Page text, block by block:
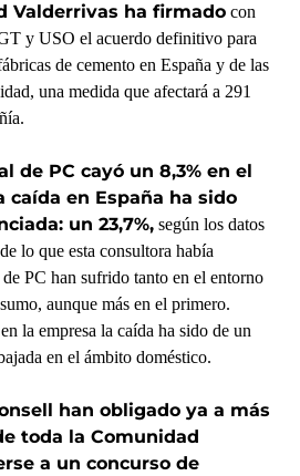
Valderrivas ha firmado con
y USO el acuerdo definitivo para
de cemento en España y de las
una medida que afectará a 291
de PC cayó un 8,3% en el
caída en España ha sido
un 23,7%, según los datos
lo que esta consultora había
PC han sufrido tanto en el entorno
aunque más en el primero.
la empresa la caída ha sido de un
en el ámbito doméstico.
han obligado ya a más
toda la Comunidad
a un concurso de